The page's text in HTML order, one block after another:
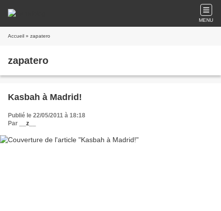
MENU
Accueil » zapatero
zapatero
Kasbah à Madrid!
Publié le 22/05/2011 à 18:18
Par
__z__